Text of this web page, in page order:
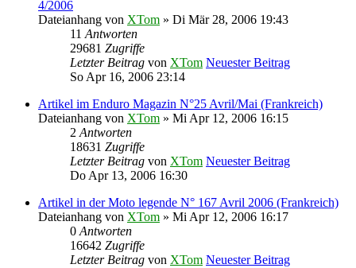
4/2006
Dateianhang von XTom » Di Mär 28, 2006 19:43
11 Antworten
29681 Zugriffe
Letzter Beitrag von XTom Neuester Beitrag
So Apr 16, 2006 23:14
Artikel im Enduro Magazin N°25 Avril/Mai (Frankreich)
Dateianhang von XTom » Mi Apr 12, 2006 16:15
2 Antworten
18631 Zugriffe
Letzter Beitrag von XTom Neuester Beitrag
Do Apr 13, 2006 16:30
Artikel in der Moto legende N° 167 Avril 2006 (Frankreich)
Dateianhang von XTom » Mi Apr 12, 2006 16:17
0 Antworten
16642 Zugriffe
Letzter Beitrag von XTom Neuester Beitrag